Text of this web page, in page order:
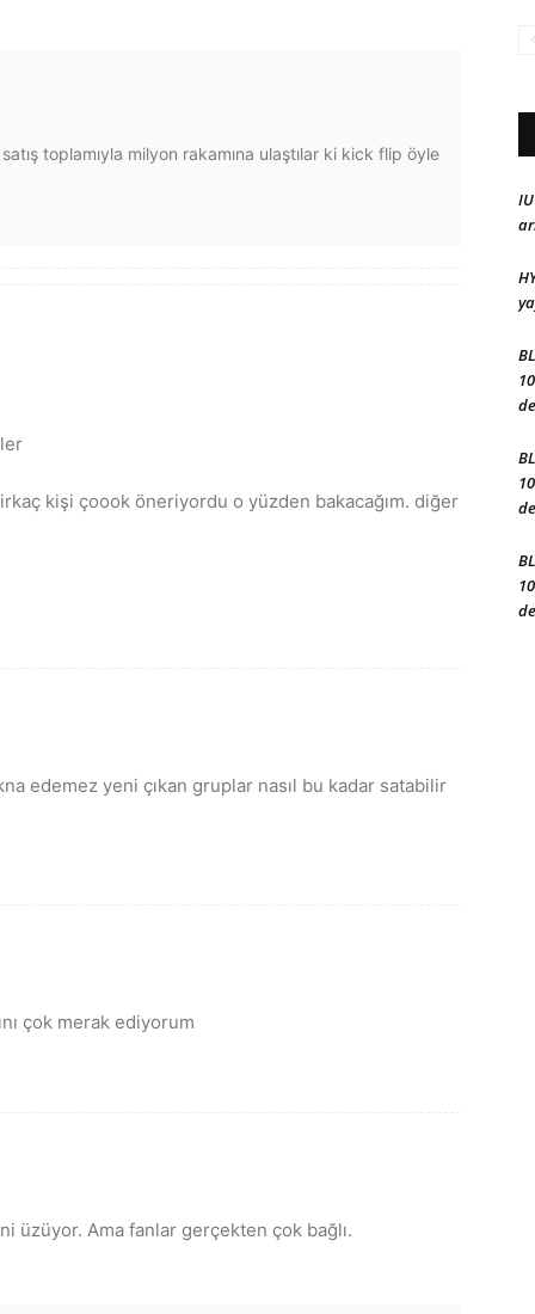
toplamıyla milyon rakamına ulaştılar ki kick flip öyle
kişi çoook öneriyordu o yüzden bakacağım. diğer
edemez yeni çıkan gruplar nasıl bu kadar satabilir
çok merak ediyorum
üzüyor. Ama fanlar gerçekten çok bağlı.